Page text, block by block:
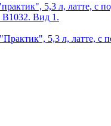
5,3 л, латте, с